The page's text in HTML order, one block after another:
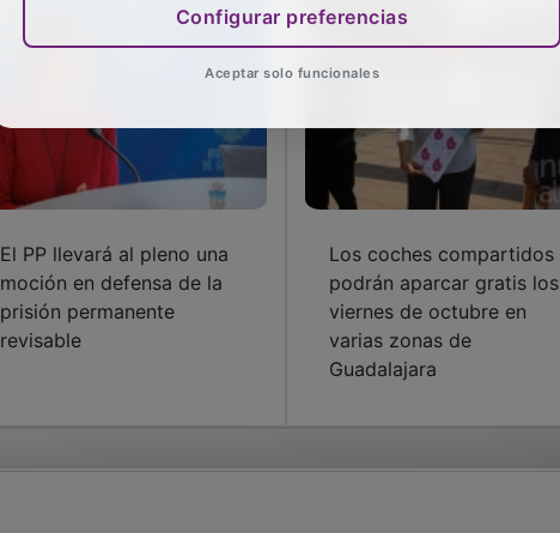
El PP llevará al pleno una
moción en defensa de la
prisión permanente
revisable
Los coches compartidos
podrán aparcar gratis los
viernes de octubre en
varias zonas de
Guadalajara
Configurar preferencias
Aceptar solo funcionales